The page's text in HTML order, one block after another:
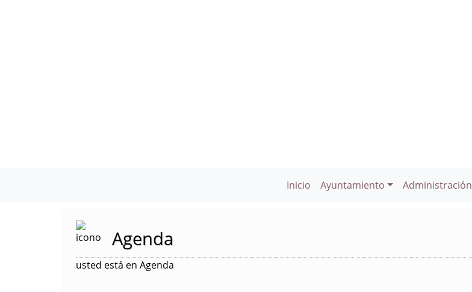
Inicio Ayuntamiento Administración
Agenda
usted está en Agenda